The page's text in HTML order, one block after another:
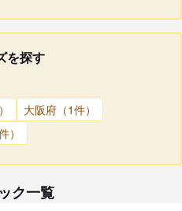
を探す
大阪府（1件）
）
ク一覧